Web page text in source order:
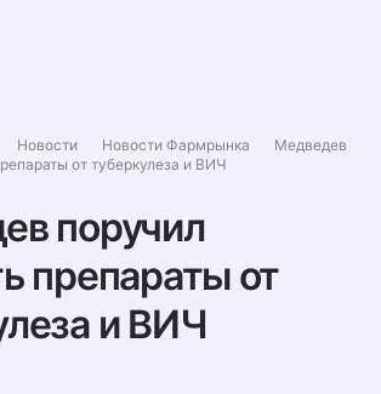
Новости Новости Фармрынка
Медведев
от туберкулеза и ВИЧ
поручил
препараты от
и ВИЧ